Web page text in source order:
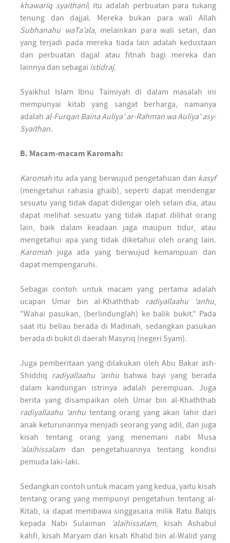
khawariq syaithani) itu adalah perbuatan para tukang
tenung dan dajjal. Mereka bukan para wali Allah
Subhanahu waTa’ala, melainkan para wali setan, dan
yang terjadi pada mereka tiada lain adalah kedustaan
dan perbuatan dajjal atau fitnah bagi mereka dan
lainnya dan sebagai istidraj.
Syaikhul Islam Ibnu Taimiyah di dalam masalah ini
mempunyai kitab yang sangat berharga, namanya
adalah al-Furqan Baina Auliya' ar-Rahman wa Auliya' asy-
Syaithan.
B. Macam-macam Karomah:
Karomah itu ada yang berwujud pengetahuan dan kasyf
(mengetahui rahasia ghaib), seperti dapat mendengar
sesuatu yang tidak dapat didengar oleh selain dia, atau
dapat melihat sesuatu yang tidak dapat dilihat orang
lain, baik dalam keadaan jaga maupun tidur, atau
mengetahui apa yang tidak diketahui oleh orang lain.
Karomah juga ada yang berwujud kemampuan dan
dapat mempengaruhi.
Sebagai contoh untuk macam yang pertama adalah
ucapan Umar bin al-Khaththab radiyallaahu ‘anhu,
"Wahai pasukan, (berlindunglah) ke balik bukit." Pada
saat itu beliau berada di Madinah, sedangkan pasukan
berada di bukit di daerah Masyriq (negeri Syam).
Juga pemberitaan yang dilakukan oleh Abu Bakar ash-
Shiddiq radiyallaahu ‘anhubahwa bayi yang berada
dalam kandungan istrinya adalah perempuan. Juga
berita yang disampaikan oleh Umar bin al-Khaththab
radiyallaahu ‘anhutentang orang yang akan lahir dari
anak keturunannya menjadi seorang yang adil, dan juga
kisah tentang orang yang menemani nabi Musa
’alaihissalamdan pengetahuannya tentang kondisi
pemuda laki-laki.
Sedangkan contoh untuk macam yang kedua, yaitu kisah
tentang orang yang mempunyi pengetahun tentang al-
Kitab, ia dapat membawa singgasana milik Ratu Balqis
kepada Nabi Sulaiman
’alaihissalam, kisah Ashabul
kahfi, kisah Maryam dan kisah Khalid bin al-Walid yang